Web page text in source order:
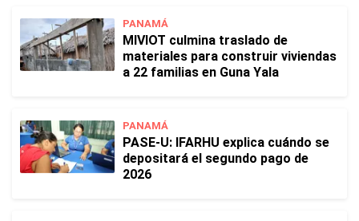
PANAMÁ
MIVIOT culmina traslado de
materiales para construir viviendas
a 22 familias en Guna Yala
PANAMÁ
PASE-U: IFARHU explica cuándo se
depositará el segundo pago de
2026